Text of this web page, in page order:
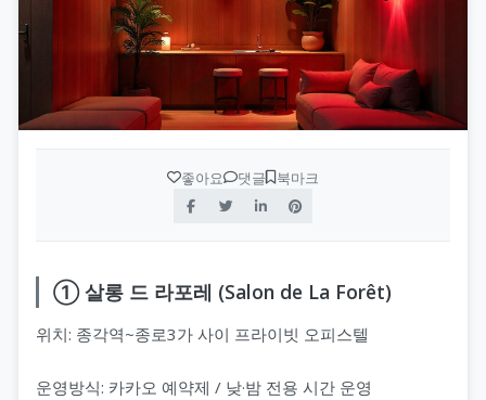
좋아요 댓글 북마크
① 살롱 드 라포레 (Salon de La Forêt)
위치: 종각역~종로3가 사이 프라이빗 오피스텔
운영방식: 카카오 예약제 / 낮·밤 전용 시간 운영